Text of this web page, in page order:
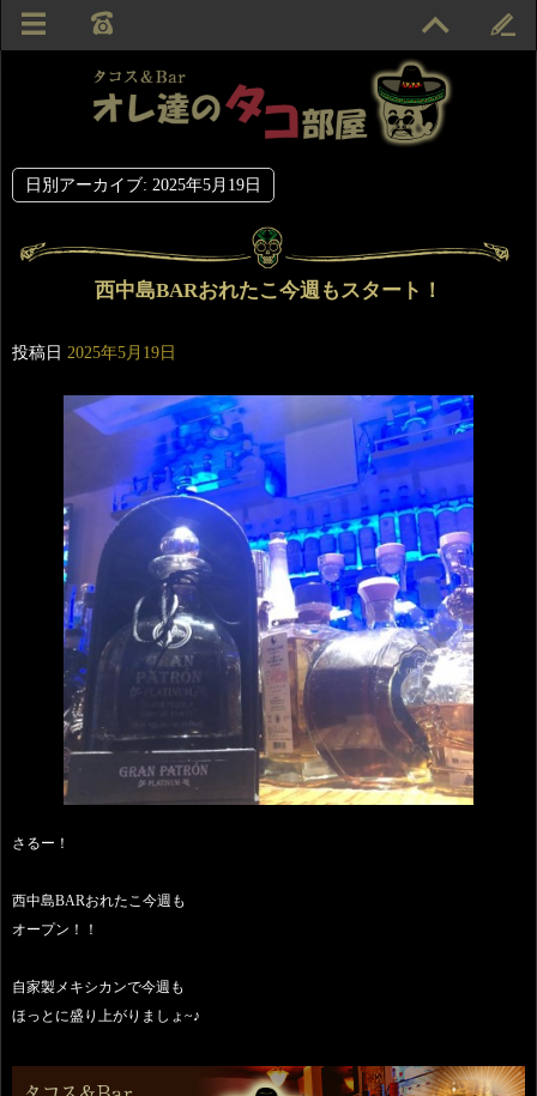
日別アーカイブ: 2025年5月19日
西中島BARおれたこ今週もスタート！
投稿日 2025年5月19日
さるー！
西中島BARおれたこ今週も
オープン！！
自家製メキシカンで今週も
ほっとに盛り上がりましょ~♪